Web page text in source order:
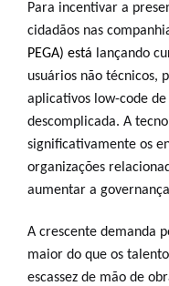
Para incentivar a
cidadãos nas
PEGA) está lançando
usuários não técnicos,
aplicativos low-code
descomplicada. A
significativamente os
organizações
aumentar a
A crescente demanda
maior do que os
escassez de mão de